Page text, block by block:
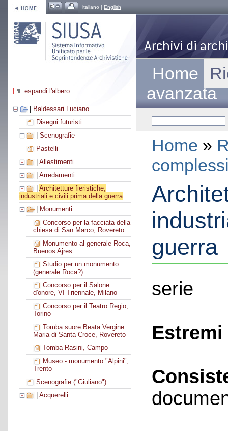
italiano | English
espandi l'albero
Baldessari Luciano
Disegni futuristi
Scenografie
Pastelli
Allestimenti
Arredamenti
Architetture fieristiche,
industriali e civili prima della guerra
Monumenti
Concorso per la facciata della
chiesa di San Marco, Rovereto
Monumento al generale Roca,
Buenos Ajres
Studio per un monumento
(generale Roca?)
Concorso per il Salone
d'onore, VI Triennale, Milano
Concorso per il Teatro Regio,
Torino
Tomba suore Beata Vergine
Maria di Santa Croce, Rovereto
Tomba Rasini, Campo
Museo - monumento "Alpini",
Trento
Scenografie ("Giuliano")
Acquerelli
Home
avanzata
Home »
guerra
serie